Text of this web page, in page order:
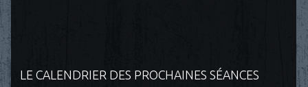
LE CALENDRIER DES PROCHAINES SÉANCES